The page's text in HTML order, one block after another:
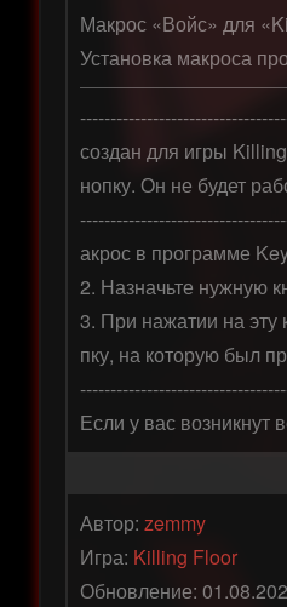
Макрос «Войс» для
Установка макроса
создан для игры
нопку. Он не будет
акрос в программе
2. Назначьте нужную
3. При нажатии на эту
пку, на которую был
Если у вас
Автор: zemmy
Игра: Killing Floor
Обновление: